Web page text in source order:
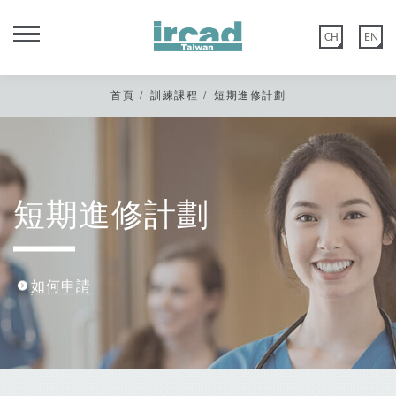
EN
CH
親愛的IRCAD台灣校友您好，
秀傳微創中心網站功能於2020年5月12日優化建置，
舊官網會員：如您尚未在以上日期登入過或更改過密碼，請點選 【忘記
密碼】 後至編輯會員>會員資料重置密碼。
新官網會員：請直接點選 【註冊會員】，或是選擇 Google 登入。
非常感謝您的諒解與配合。
*
首頁 訓練課程 短期進修計劃
短期進修計劃
如何申請